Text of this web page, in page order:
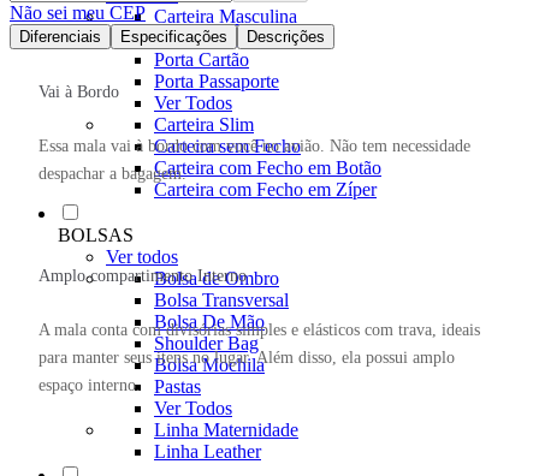
Carteira Masculina
Carteiras Femininas
Porta Cartão
Porta Passaporte
Ver Todos
Carteira Slim
Carteira sem Fecho
Carteira com Fecho em Botão
Carteira com Fecho em Zíper
BOLSAS
Ver todos
Bolsa de Ombro
Bolsa Transversal
Bolsa De Mão
Shoulder Bag
Bolsa Mochila
Pastas
Ver Todos
Linha Maternidade
Linha Leather
Não sei meu CEP
Diferenciais Especificações Descrições
Vai à Bordo
Essa mala vai à bordo com você no avião. Não tem necessidade
despachar a bagagem.
Amplo compartimento Interno
A mala conta com divisórias simples e elásticos com trava, ideais
para manter seus itens no lugar. Além disso, ela possui amplo
espaço interno.